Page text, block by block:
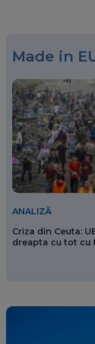
Made in
ANALIZĂ
Criza din Ceuta:
dreapta cu tot cu